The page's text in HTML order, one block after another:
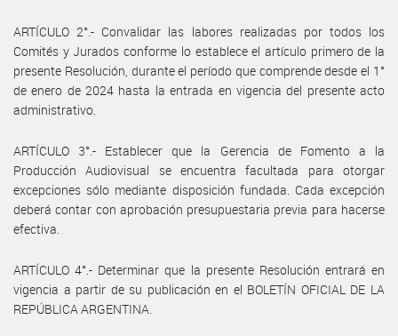
ARTÍCULO 2°.- Convalidar las labores realizadas por todos los
Comités y Jurados conforme lo establece el artículo primero de la
presente Resolución, durante el período que comprende desde el 1°
de enero de 2024 hasta la entrada en vigencia del presente acto
administrativo.
ARTÍCULO 3°.- Establecer que la Gerencia de Fomento a la
Producción Audiovisual se encuentra facultada para otorgar
excepciones sólo mediante disposición fundada. Cada excepción
deberá contar con aprobación presupuestaria previa para hacerse
efectiva.
ARTÍCULO 4°.- Determinar que la presente Resolución entrará en
vigencia a partir de su publicación en el BOLETÍN OFICIAL DE LA
REPÚBLICA ARGENTINA.